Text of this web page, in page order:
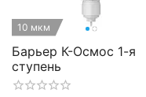
10 мкм
Барьер К-Осмос 1-я
ступень